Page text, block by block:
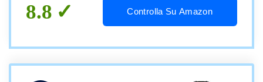
8.8 Controlla Su Amazon